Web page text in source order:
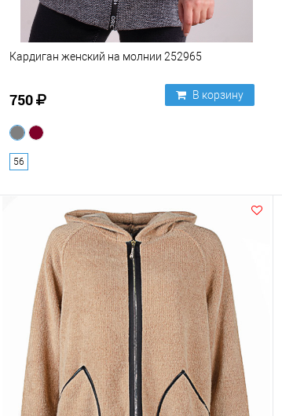
Кардиган женский на молнии 252965
750 В корзину
56